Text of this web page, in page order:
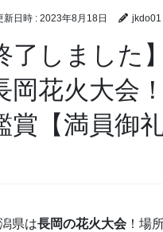
新日時 : 2023年8月18日 jkdo01
了しました】
岡花火大会
賞【満員御
県は長岡の花火大会 ！場